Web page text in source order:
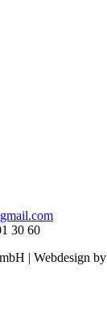
30 60
| Webdesign by